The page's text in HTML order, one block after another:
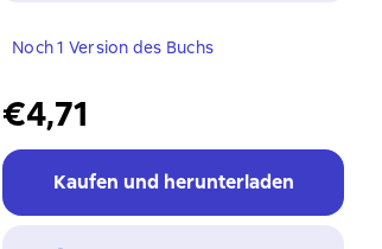
Noch 1 Version des Buchs
€4,71
Kaufen und herunterladen